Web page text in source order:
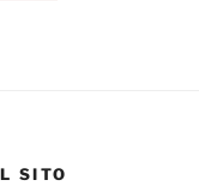
SITO